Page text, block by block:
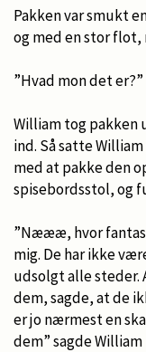
Pakken var smukt
og med en stor flot,
”Hvad mon det er?”
William tog pakken
ind. Så satte
med at pakke den
spisebordsstol, og
”Næææ, hvor
mig. De har ikke
udsolgt alle steder.
dem, sagde, at de
er jo nærmest en
dem” sagde